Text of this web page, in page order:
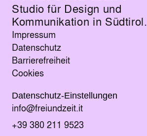
Studio für Design und
Kommunikation in Südtirol.
Impressum
Datenschutz
Barrierefreiheit
Cookies
Datenschutz-Einstellungen
E-Mail senden an
info@freiundzeit.it
Telefonnummer anrufen:
+39 380 211 9523